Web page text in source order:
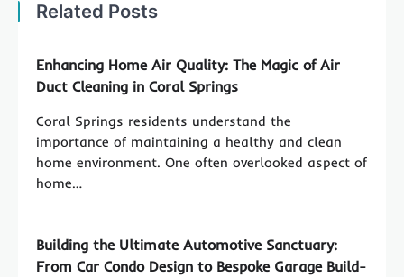
Related Posts
Enhancing Home Air Quality: The Magic of Air
Duct Cleaning in Coral Springs
Coral Springs residents understand the
importance of maintaining a healthy and clean
home environment. One often overlooked aspect of
home…
Building the Ultimate Automotive Sanctuary:
From Car Condo Design to Bespoke Garage Build-